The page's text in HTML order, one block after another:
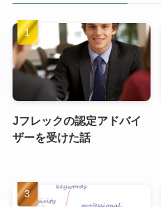
Jフレックの認定アドバイ
ザーを受けた話